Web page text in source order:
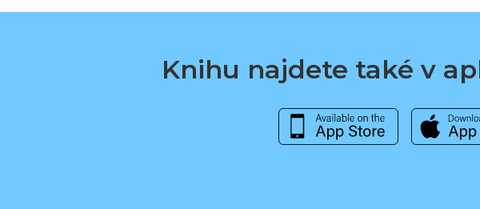
Knihu najdete také v